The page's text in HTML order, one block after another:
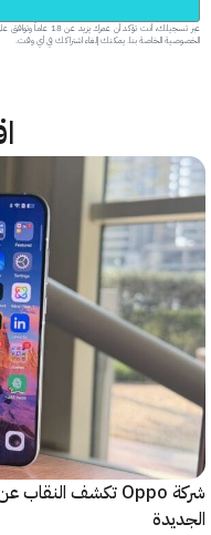
عبر تسجيلك، أنت تؤكد أن عمرك يزيد
الخاصة بنا. يمكنك إلغاء اشتراكك في أي وقت.